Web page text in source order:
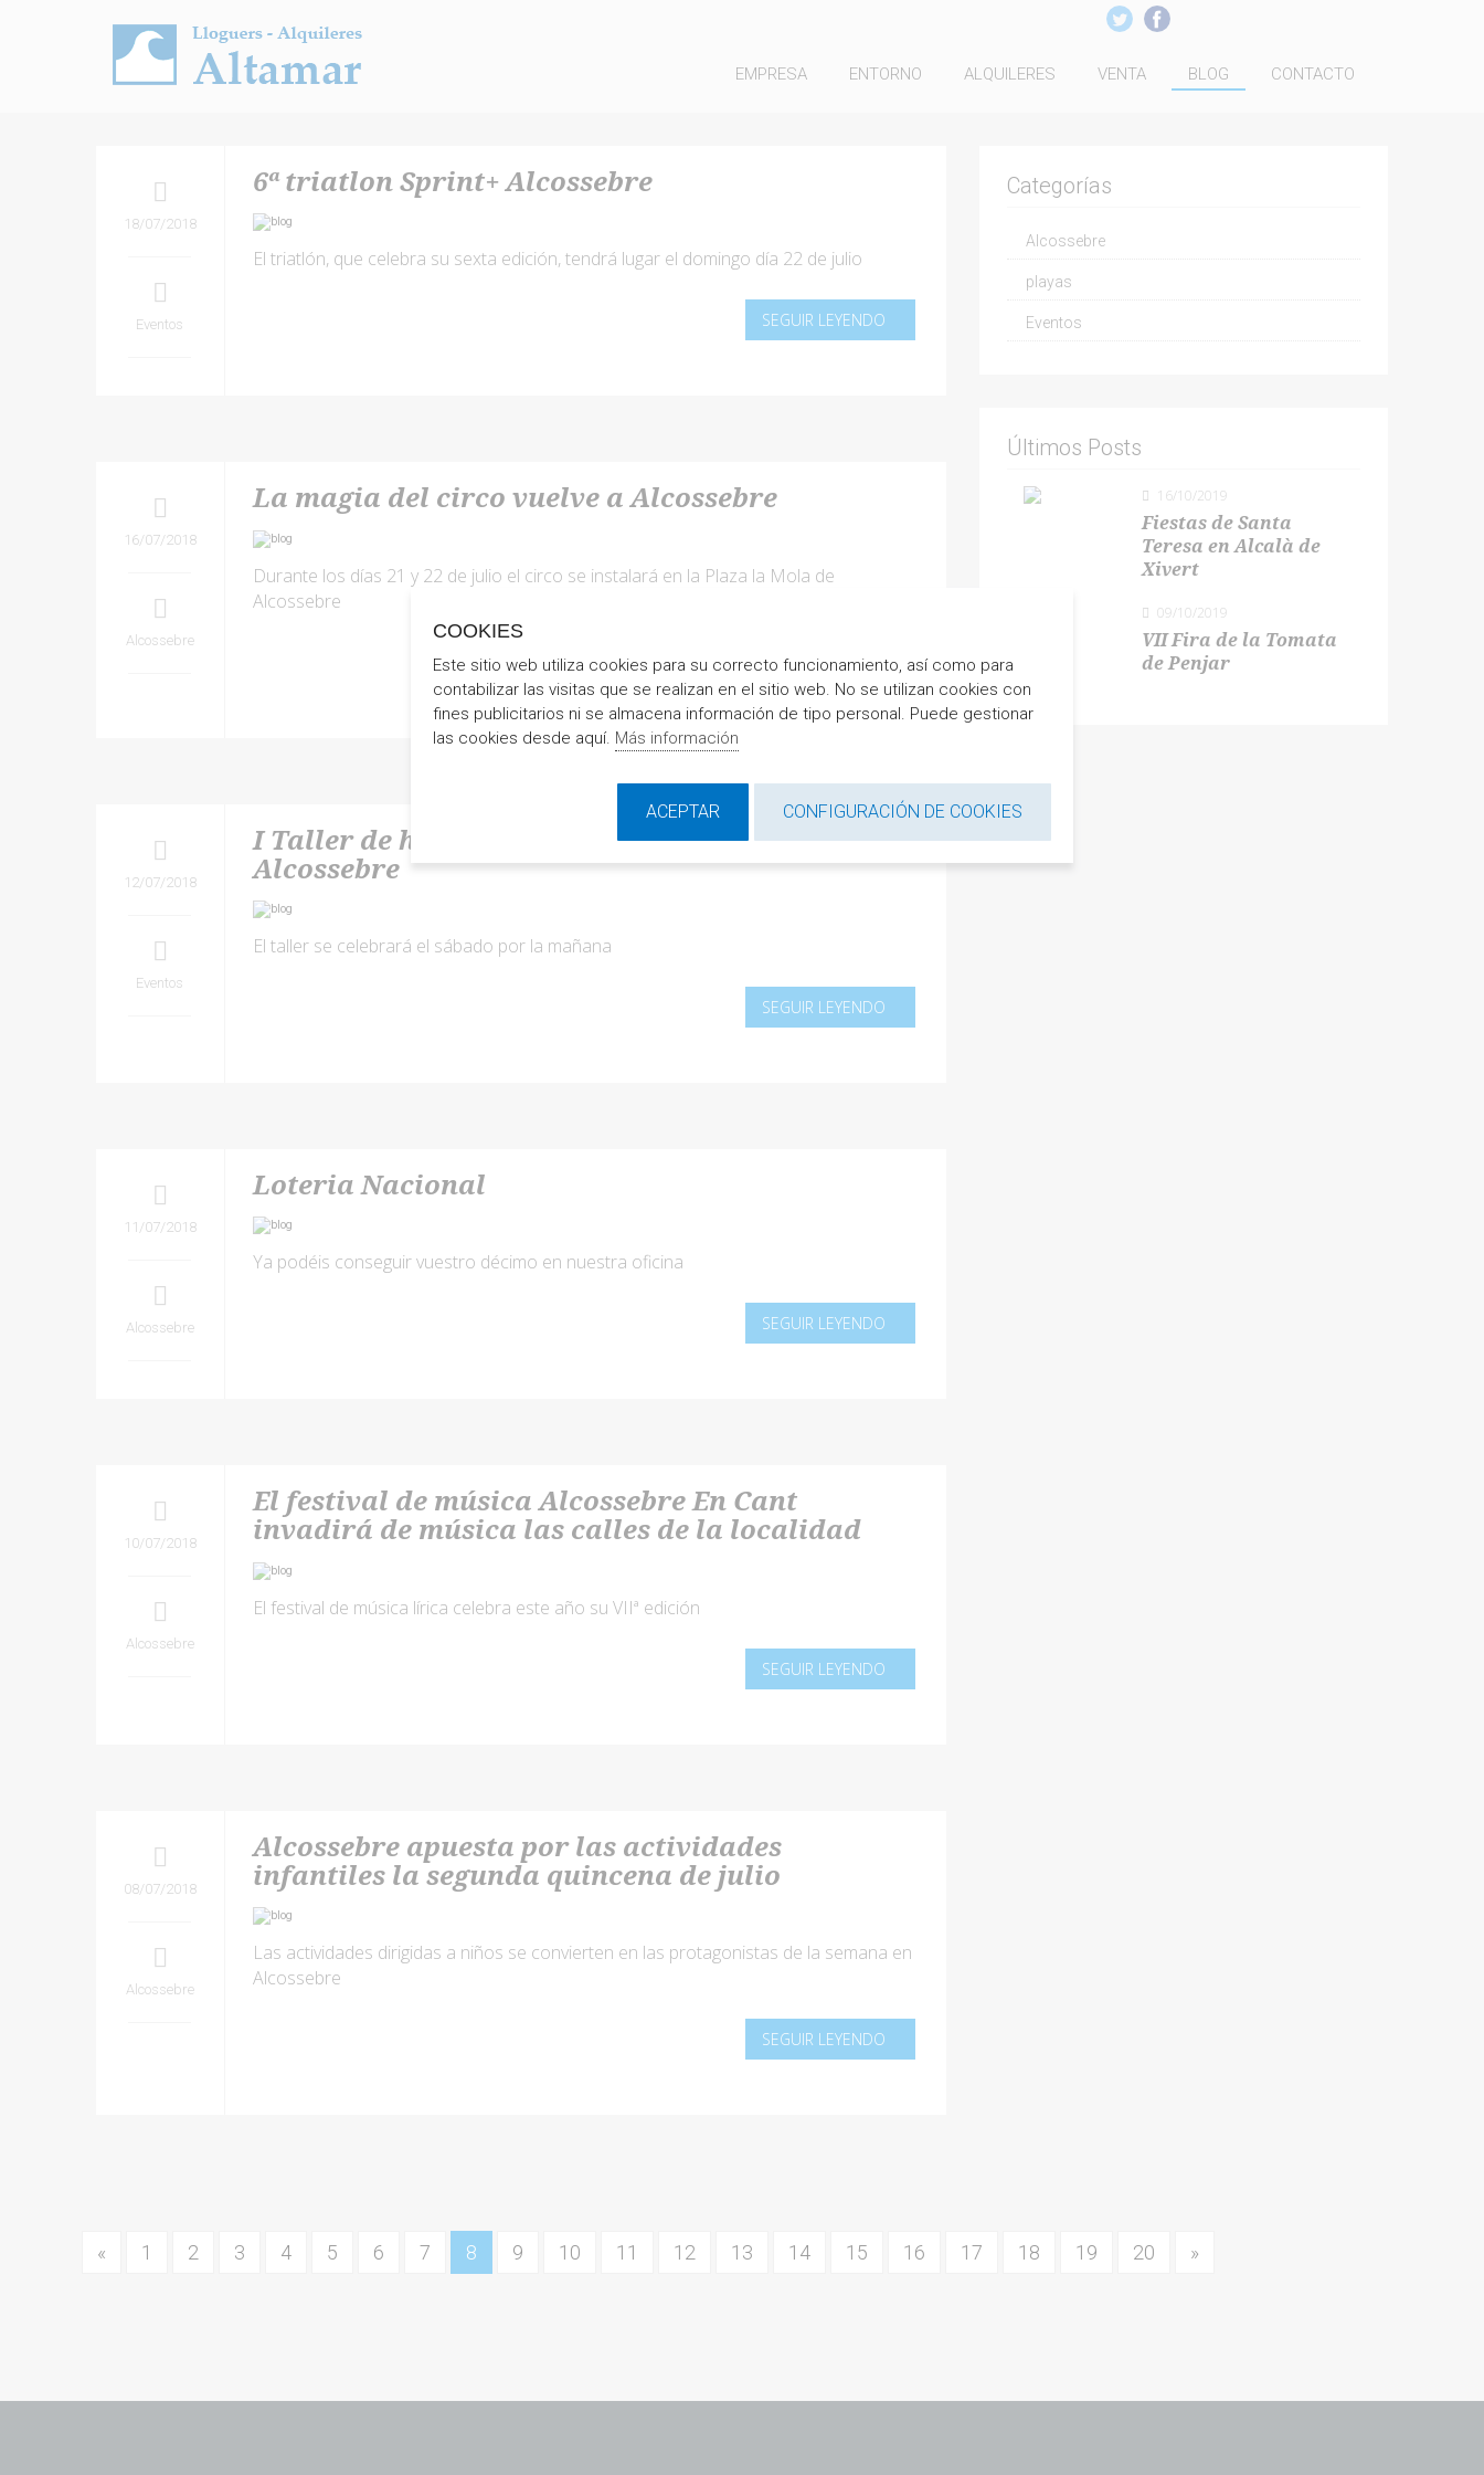
EMPRESA ENTORNO ALQUILERES VENTA BLOG CONTACTO
18/07/2018
Eventos
6ª triatlon Sprint+ Alcossebre
El triatlón, que celebra su sexta edición, tendrá lugar el domingo día 22 de julio
SEGUIR LEYENDO
16/07/2018
Alcossebre
La magia del circo vuelve a Alcossebre
Durante los días 21 y 22 de julio el circo se instalará en la Plaza la Mola de
Alcossebre
SEGUIR LEYENDO
12/07/2018
Eventos
I Taller de helados y horchata artesanal en
Alcossebre
El taller se celebrará el sábado por la mañana
SEGUIR LEYENDO
11/07/2018
Alcossebre
Loteria Nacional
Ya podéis conseguir vuestro décimo en nuestra oficina
SEGUIR LEYENDO
10/07/2018
Alcossebre
El festival de música Alcossebre En Cant
invadirá de música las calles de la localidad
El festival de música lírica celebra este año su VIIª edición
SEGUIR LEYENDO
08/07/2018
Alcossebre
Alcossebre apuesta por las actividades
infantiles la segunda quincena de julio
Las actividades dirigidas a niños se convierten en las protagonistas de la semana en
Alcossebre
SEGUIR LEYENDO
Categorías
Alcossebre
playas
Eventos
Últimos Posts
16/10/2019
Fiestas de Santa
Teresa en Alcalà de
Xivert
09/10/2019
VII Fira de la Tomata
de Penjar
« 1 2 3 4 5 6 7 8 9 10 11 12 13 14 15 16 17 18 19 20 »
COOKIES
Este sitio web utiliza cookies para su correcto funcionamiento, así como para
contabilizar las visitas que se realizan en el sitio web. No se utilizan cookies con
fines publicitarios ni se almacena información de tipo personal. Puede gestionar
las cookies desde aquí. Más información
ACEPTAR CONFIGURACIÓN DE COOKIES